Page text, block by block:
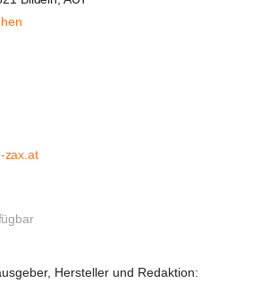
zax.at
Hersteller und Redaktion: